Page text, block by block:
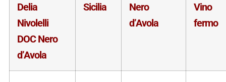
Delia
Nivolelli
DOC Nero
d’Avola
Sicilia
Nero
d’Avola
Vino
fermo